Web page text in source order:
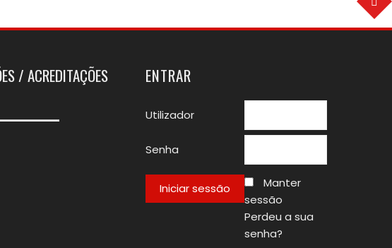
/ ACREDITAÇÕES ENTRAR
Utilizador
Senha
Manter
sessão
Perdeu a sua
senha?